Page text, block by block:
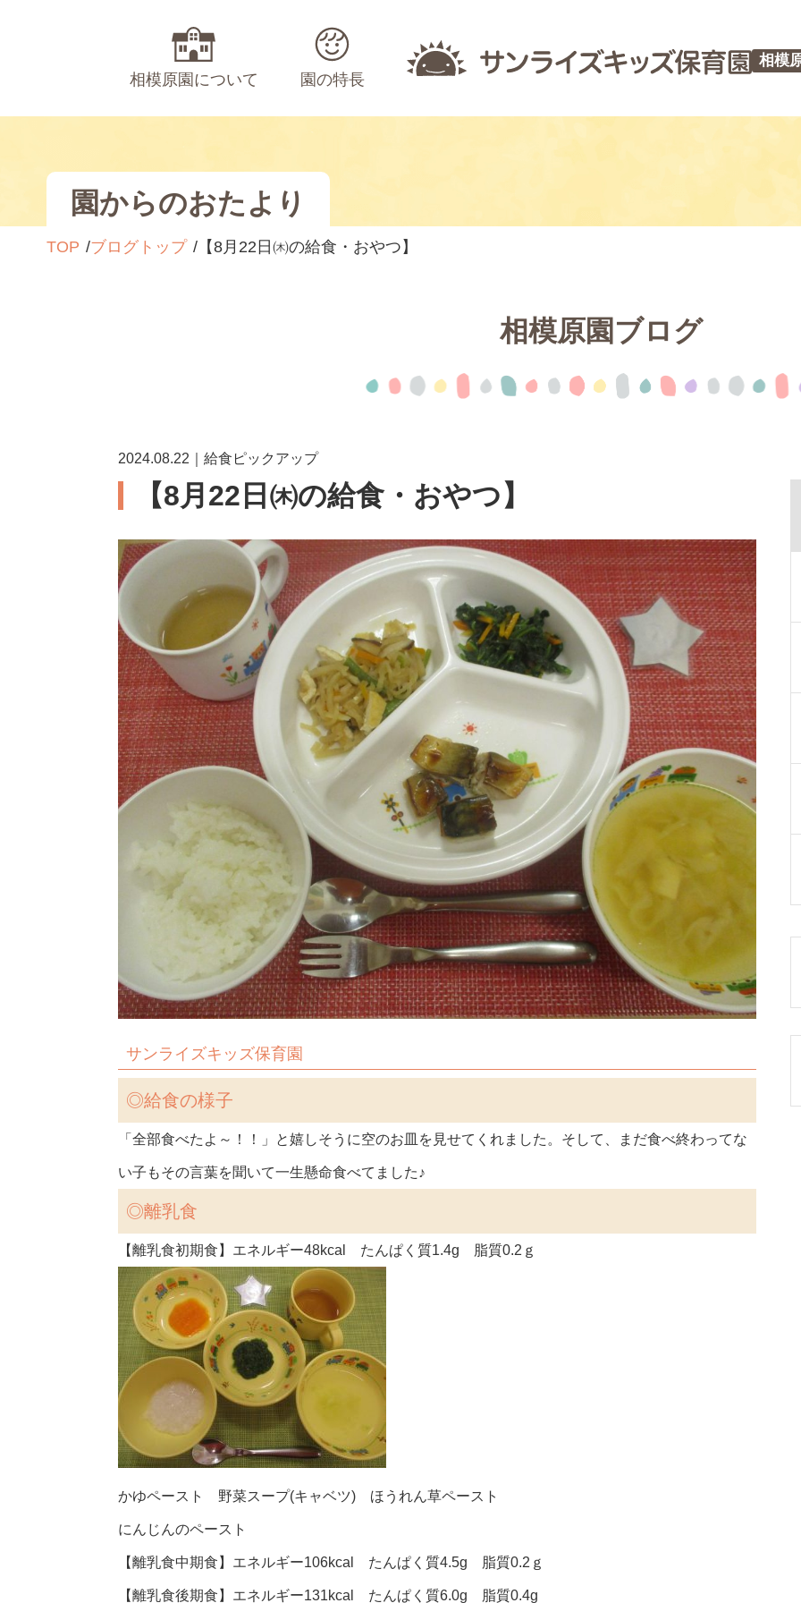
相模原園について 園の特長
相模
園からのおたより
TOP ブログトップ 【8月22日㈭の給食・おやつ】
相模原園ブログ
2024.08.22｜給食ピックアップ
【8月22日㈭の給食・おやつ】
サンライズキッズ保育園
◎給食の様子
「全部食べたよ～！！」と嬉しそうに空のお皿を見せてくれました。そして、まだ食べ終わってな
い子もその言葉を聞いて一生懸命食べてました♪
◎離乳食
【離乳食初期食】エネルギー48kcal たんぱく質1.4g 脂質0.2ｇ
かゆペースト 野菜スープ(キャベツ) ほうれん草ペースト
にんじんのペースト
【離乳食中期食】エネルギー106kcal たんぱく質4.5g 脂質0.2ｇ
【離乳食後期食】エネルギー131kcal たんぱく質6.0g 脂質0.4g